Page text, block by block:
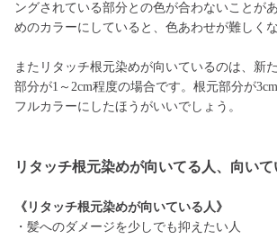
ングされている部分との色が合わないことが
めのカラーにしていると、色あわせが難しくな
またリタッチ根元染めが向いているのは、新
部分が1～2cm程度の場合です。根元部分が
フルカラーにしたほうがいいでしょう。
リタッチ根元染めが向いてる人、向いて
《リタッチ根元染めが向いている人》
・髪へのダメージを少しでも抑えたい人